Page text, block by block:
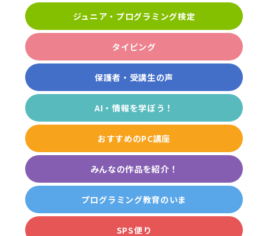
ジュニア・プログラミング検定
タイピング
保護者・受講生の声
AI・情報を学ぼう！
おすすめのPC講座
みんなの作品を紹介！
プログラミング教育のいま
SPS便り